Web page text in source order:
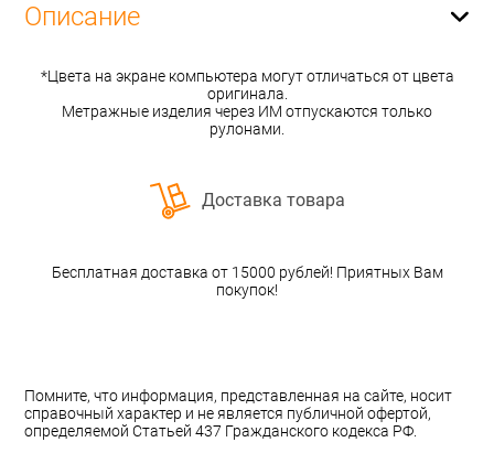
Описание
*Цвета на экране компьютера могут отличаться от цвета
оригинала.
Метражные изделия через ИМ отпускаются только
рулонами.
Доставка товара
Бесплатная доставка от 15000 рублей! Приятных Вам
покупок!
Помните, что информация, представленная на сайте, носит
справочный характер и не является публичной офертой,
определяемой Статьей 437 Гражданского кодекса РФ.